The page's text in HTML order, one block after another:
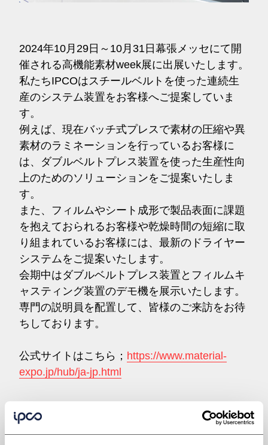
2024年10月29日～10月31日幕張メッセにて開
催される高機能素材week展に出展いたします。
私たちIPCOはスチールベルトを使った連続生
産のシステム装置をお客様へご提案していま
す。
例えば、現在バッチ式プレスで素材の圧縮や異
素材のラミネーションを行っているお客様に
は、ダブルベルトプレス装置を使った生産性向
上のためのソリューションをご提案いたしま
す。
また、フィルムやシート成形で製品表面に課題
を抱えておられるお客様や乾燥時間の短縮に取
り組まれているお客様には、最新のドライヤー
システムをご提案いたします。
会期中はダブルベルトプレス装置とフィルムキ
ャスティング装置のデモ機を展示いたします。
専門の説明員を配置して、皆様のご来訪をお待
ちしております。
公式サイトはこちら； https://www.material-
expo.jp/hub/ja-jp.html